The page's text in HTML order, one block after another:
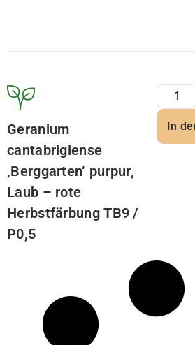
Geranium
cantabrigiense
‚Berggarten‘ purpur,
Laub – rote
Herbstfärbung TB9 /
P0,5
In